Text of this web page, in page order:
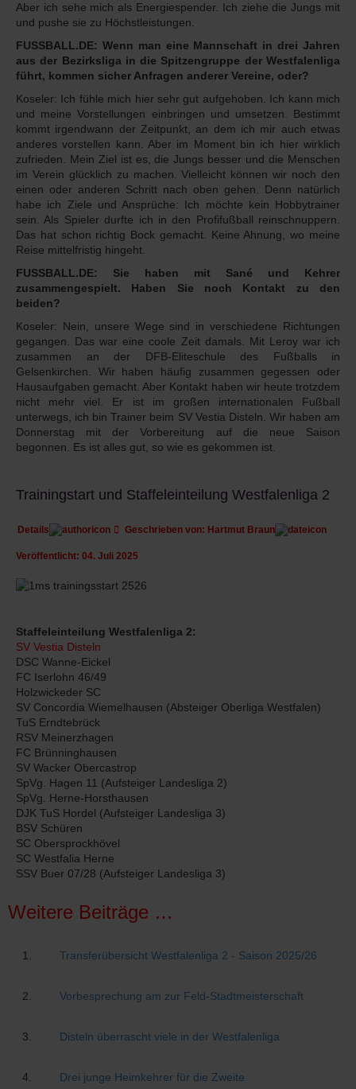
Aber ich sehe mich als Energiespender. Ich ziehe die Jungs mit
und pushe sie zu Höchstleistungen.
FUSSBALL.DE: Wenn man eine Mannschaft in drei Jahren
aus der Bezirksliga in die Spitzengruppe der Westfalenliga
führt, kommen sicher Anfragen anderer Vereine, oder?
Koseler: Ich fühle mich hier sehr gut aufgehoben. Ich kann mich
und meine Vorstellungen einbringen und umsetzen. Bestimmt
kommt irgendwann der Zeitpunkt, an dem ich mir auch etwas
anderes vorstellen kann. Aber im Moment bin ich hier wirklich
zufrieden. Mein Ziel ist es, die Jungs besser und die Menschen
im Verein glücklich zu machen. Vielleicht können wir noch den
einen oder anderen Schritt nach oben gehen. Denn natürlich
habe ich Ziele und Ansprüche: Ich möchte kein Hobbytrainer
sein. Als Spieler durfte ich in den Profifußball reinschnuppern.
Das hat schon richtig Bock gemacht. Keine Ahnung, wo meine
Reise mittelfristig hingeht.
FUSSBALL.DE: Sie haben mit Sané und Kehrer
zusammengespielt. Haben Sie noch Kontakt zu den
beiden?
Koseler: Nein, unsere Wege sind in verschiedene Richtungen
gegangen. Das war eine coole Zeit damals. Mit Leroy war ich
zusammen an der DFB-Eliteschule des Fußballs in
Gelsenkirchen. Wir haben häufig zusammen gegessen oder
Hausaufgaben gemacht. Aber Kontakt haben wir heute trotzdem
nicht mehr viel. Er ist im großen internationalen Fußball
unterwegs, ich bin Trainer beim SV Vestia Disteln. Wir haben am
Donnerstag mit der Vorbereitung auf die neue Saison
begonnen. Es ist alles gut, so wie es gekommen ist.
Trainingstart und Staffeleinteilung Westfalenliga 2
Details Geschrieben von: Hartmut Braun
Veröffentlicht: 04. Juli 2025
Staffeleinteilung Westfalenliga 2:
SV Vestia Disteln
DSC Wanne-Eickel
FC Iserlohn 46/49
Holzwickeder SC
SV Concordia Wiemelhausen (Absteiger Oberliga Westfalen)
TuS Erndtebrück
RSV Meinerzhagen
FC Brünninghausen
SV Wacker Obercastrop
SpVg. Hagen 11 (Aufsteiger Landesliga 2)
SpVg. Herne-Horsthausen
DJK TuS Hordel (Aufsteiger Landesliga 3)
BSV Schüren
SC Obersprockhövel
SC Westfalia Herne
SSV Buer 07/28 (Aufsteiger Landesliga 3)
Weitere Beiträge …
Transferübersicht Westfalenliga 2 - Saison 2025/26
Vorbesprechung am zur Feld-Stadtmeisterschaft
Disteln überrascht viele in der Westfalenliga
Drei junge Heimkehrer für die Zweite